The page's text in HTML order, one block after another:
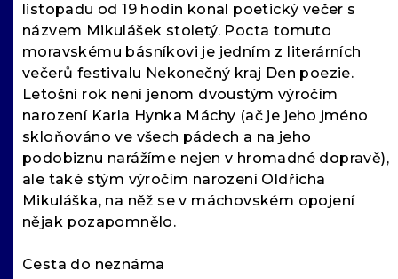
listopadu od 19 hodin konal poetický večer s
názvem Mikulášek stoletý. Pocta tomuto
moravskému básníkovi je jedním z literárních
večerů festivalu Nekonečný kraj Den poezie.
Letošní rok není jenom dvoustým výročím
narození Karla Hynka Máchy (ač je jeho jméno
skloňováno ve všech pádech a na jeho
podobiznu narážíme nejen v hromadné dopravě),
ale také stým výročím narození Oldřicha
Mikuláška, na něž se v máchovském opojení
nějak pozapomnělo.
Cesta do neznáma